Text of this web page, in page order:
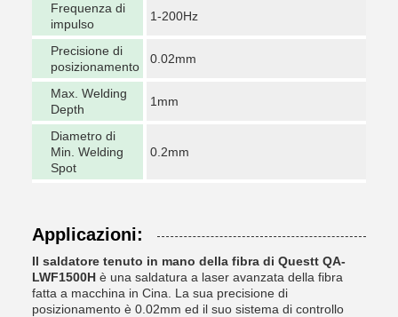
Frequenza di
impulso
1-200Hz
Precisione di
posizionamento
0.02mm
Max. Welding
Depth
1mm
Diametro di
Min. Welding
Spot
0.2mm
Applicazioni:
Il saldatore tenuto in mano della fibra di Questt QA-
LWF1500H è una saldatura a laser avanzata della fibra
fatta a macchina in Cina. La sua precisione di
posizionamento è 0.02mm ed il suo sistema di controllo